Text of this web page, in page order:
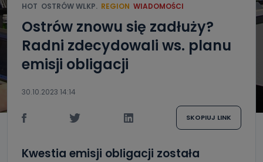
HOT OSTRÓW WLKP. REGION WIADOMOŚCI
Ostrów znowu się zadłuży?
Radni zdecydowali ws. planu
emisji obligacji
30.10.2023 14:14
SKOPIUJ LINK
Kwestia emisji obligacji została